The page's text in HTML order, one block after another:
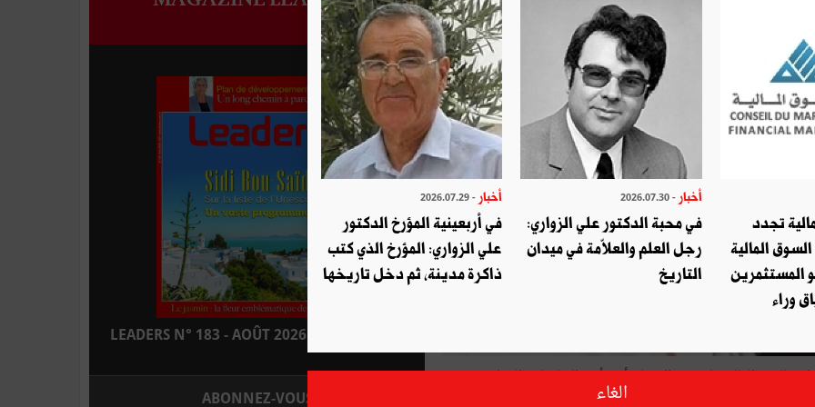
الثقافية والحقوقية يوم 10 ديسمبر2019 الموافق لليوم العالمي لحقوق الانسان أحد أبرز المناضلين الوطنيين في
LEADERS N° 183 - AOÛT 2026 : EN KIOSQUE
ABONNEZ-VOUS
تجدد
المالية
المستثمرين
وراء
أخبار - 2026.07.30
في محبة الدكتور علي الزواري:
رجل العلم والعلاّمة في ميدان
التاريخ
أخبار - 2026.07.29
في أربعينية المؤرخ الدكتور
علي الزواري: المؤرخ الذي كتب
ذاكرة مدينة، ثم دخل تاريخها
الغاء